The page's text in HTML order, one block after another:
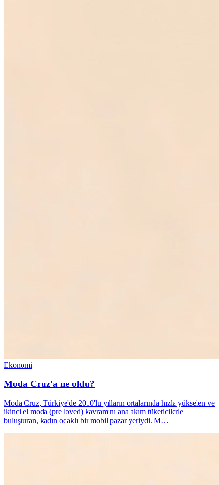
Ekonomi
Moda Cruz'a ne oldu?
Moda Cruz, Türkiye'de 2010'lu yılların ortalarında hızla yükselen ve
ikinci el moda (pre loved) kavramını ana akım tüketicilerle
buluşturan, kadın odaklı bir mobil pazar yeriydi. M…